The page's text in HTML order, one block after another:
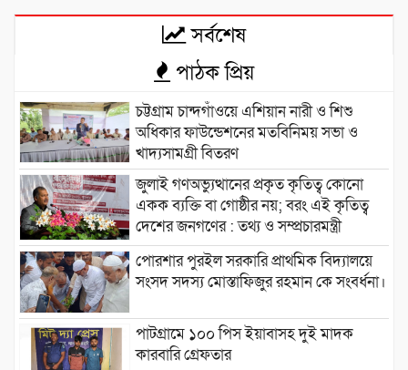
সর্বশেষ
পাঠক প্রিয়
চট্টগ্রাম চান্দগাঁওয়ে এশিয়ান নারী ও শিশু
অধিকার ফাউন্ডেশনের মতবিনিময় সভা ও
খাদ্যসামগ্রী বিতরণ
জুলাই গণঅভ্যুত্থানের প্রকৃত কৃতিত্ব কোনো
একক ব্যক্তি বা গোষ্ঠীর নয়; বরং এই কৃতিত্ব
দেশের জনগণের : তথ্য ও সম্প্রচারমন্ত্রী
পোরশার পুরইল সরকারি প্রাথমিক বিদ্যালয়ে
সংসদ সদস্য মোস্তাফিজুর রহমান কে সংবর্ধনা।
পাটগ্রামে ১০০ পিস ইয়াবাসহ দুই মাদক
কারবারি গ্রেফতার